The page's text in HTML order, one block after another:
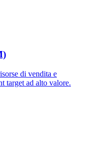
di vendita e
target ad alto valore.